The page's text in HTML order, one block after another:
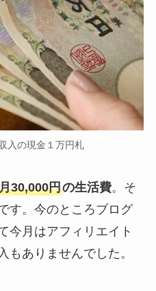
入の現金１万円札
30,000円の生活費。そ
す。今のところブログ
今月はアフィリエイト
もありませんでした。